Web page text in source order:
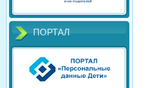
ПОРТАЛ